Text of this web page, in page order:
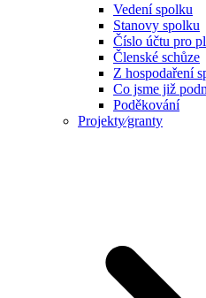
Vedení spolku
Stanovy spolku
Číslo účtu pro
Členské schůze
Z hospodaření
Co jsme již
Poděkování
Projekty⁄granty